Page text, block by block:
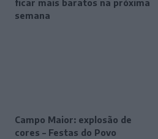
ficar mais baratos na próxima
semana
Campo Maior: explosão de
cores – Festas do Povo